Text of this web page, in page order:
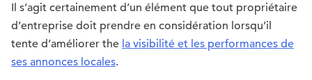
Il s’agit certainement d’un élément que tout propriétaire
d’entreprise doit prendre en considération lorsqu’il
tente d’améliorer the la visibilité et les performances de
ses annonces locales.